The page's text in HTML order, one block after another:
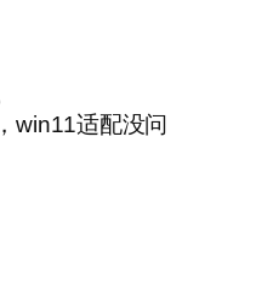
win11适配没问